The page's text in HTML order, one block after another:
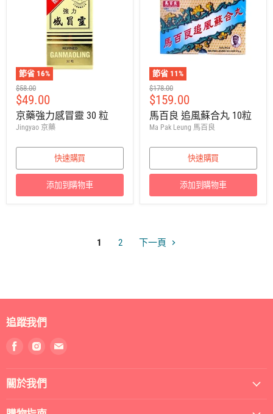
節省 16%
建
議
零
售
價
$58.00
售
價
$49.00
京藥強力感冒靈 30 粒
Jingyao 京藥
快速購買
添加到購物車
節省 11%
建
議
零
售
價
$178.00
售
價
$159.00
馬百良 追風蘇合丸 10粒
Ma Pak Leung 馬百良
快速購買
添加到購物車
1 2 下一頁
追蹤我們
們
們
關於我們